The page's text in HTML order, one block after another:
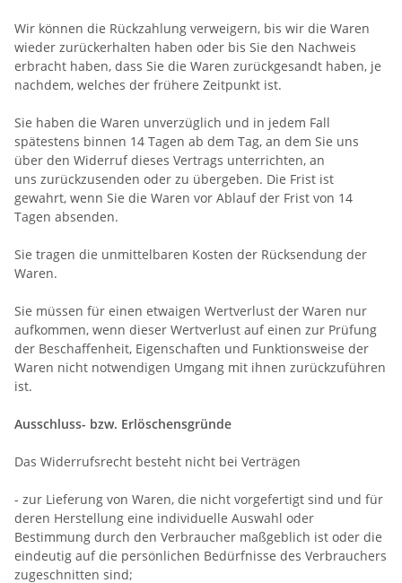
Wir können die Rückzahlung verweigern, bis wir die Waren
wieder zurückerhalten haben oder bis Sie den Nachweis
erbracht haben, dass Sie die Waren zurückgesandt haben, je
nachdem, welches der frühere Zeitpunkt ist.
Sie haben die Waren unverzüglich und in jedem Fall
spätestens binnen 14 Tagen ab dem Tag, an dem Sie uns
über den Widerruf dieses Vertrags unterrichten, an
uns zurückzusenden oder zu übergeben. Die Frist ist
gewahrt, wenn Sie die Waren vor Ablauf der Frist von 14
Tagen absenden.
Sie tragen die unmittelbaren Kosten der Rücksendung der
Waren.
Sie müssen für einen etwaigen Wertverlust der Waren nur
aufkommen, wenn dieser Wertverlust auf einen zur Prüfung
der Beschaffenheit, Eigenschaften und Funktionsweise der
Waren nicht notwendigen Umgang mit ihnen zurückzuführen
ist.
Ausschluss- bzw. Erlöschensgründe
Das Widerrufsrecht besteht nicht bei Verträgen
- zur Lieferung von Waren, die nicht vorgefertigt sind und für
deren Herstellung eine individuelle Auswahl oder
Bestimmung durch den Verbraucher maßgeblich ist oder die
eindeutig auf die persönlichen Bedürfnisse des Verbrauchers
zugeschnitten sind;